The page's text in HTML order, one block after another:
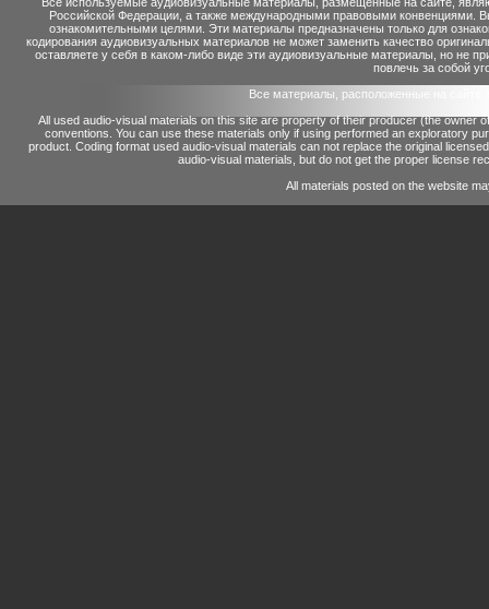
Российской Федерации, а также международными правовыми конвенциями.
ознакомительными целями. Эти материалы предназначены только для
кодирования аудиовизуальных материалов не может заменить качество
оставляете у себя в каком-либо виде эти аудиовизуальные материалы, но не
повлечь за собой
Все материалы, расположенные на сайте
All used audio-visual materials on this site are property of their producer (the owner
conventions. You can use these materials only if using performed an exploratory
product. Coding format used audio-visual materials can not replace the original
audio-visual materials, but do not get the proper license
All materials posted on the website